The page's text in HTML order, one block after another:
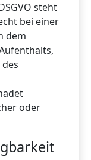
steht
bei einer
dem
oder